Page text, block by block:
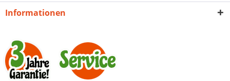
Informationen